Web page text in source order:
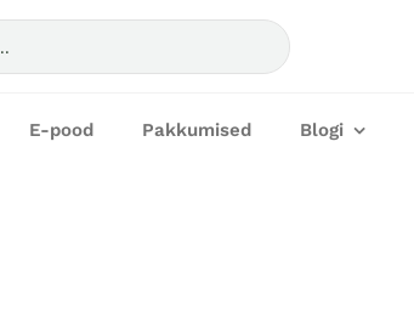
E-pood Pakkumised Blogi